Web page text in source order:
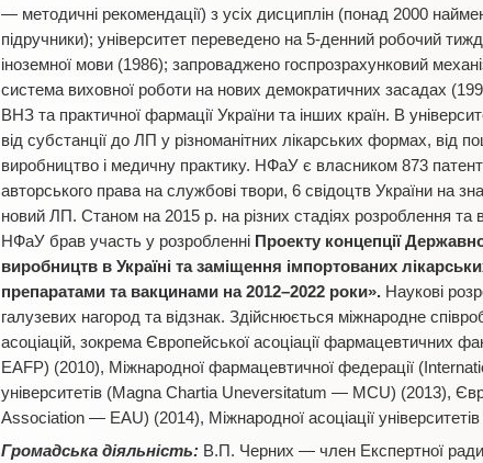
— методичні рекомендації) з усіх дисциплін (понад 2000
підручники); університет переведено на 5-денний робочий
іноземної мови (1986); запроваджено госпрозрахунковий
система виховної роботи на нових демократичних засадах
ВНЗ та практичної фармації України та інших країн. В
від субстанції до ЛП у різноманітних лікарських формах,
виробництво і медичну практику. НФаУ є власником 873
авторського права на службові твори, 6 свідоцтв України на
новий ЛП. Станом на 2015 р. на різних стадіях розроблення
НФаУ брав участь у розробленні Проекту концепції
виробництв в Україні та заміщення імпортованих
препаратами та вакцинами на 2012–2022 роки». Наукові
галузевих нагород та відзнак. Здійснюється міжнародне
асоціацій, зокрема Європейської асоціації фармацевтичних
EAFP) (2010), Міжнародної фармацевтичної федерації
університетів (Magna Chartia Uneversitatum — MCU) (2013),
Association — EAU) (2014), Міжнародної асоціації
Громадська діяльність: В.П. Черних — член Експертної